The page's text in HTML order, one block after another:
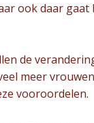
ook daar
de
meer
vooroordelen.